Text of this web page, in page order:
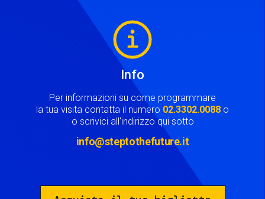
Info
Per informazioni su come programmare
la tua visita contatta il numero 02.3302.0088 o
o scrivici all'indirizzo qui sotto
info@steptothefuture.it